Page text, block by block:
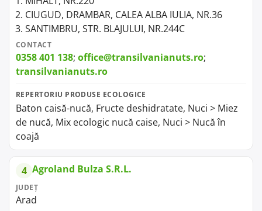
CIUGUD, DRAMBAR, CALEA ALBA IULIA, NR.36
SANTIMBRU, STR. BLAJULUI, NR.244C
CONTACT
0358 401 138; office@transilvanianuts.ro;
transilvanianuts.ro
REPERTORIU PRODUSE ECOLOGICE
Baton caisă-nucă, Fructe deshidratate, Nuci > Miez
de nucă, Mix ecologic nucă caise, Nuci > Nucă în
coajă
4 Agroland Bulza S.R.L.
JUDEȚ
Arad